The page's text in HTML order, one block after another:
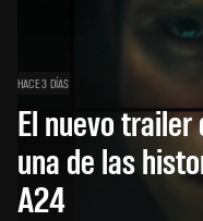
HACE 3 DÍAS
El nuevo
una de las
A24